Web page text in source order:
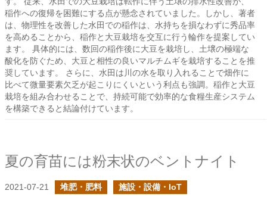
稲作への復帰を困難にする点が懸念されていました。しかし、著者
は、物理性を改善した水田での稲作は、水持ちを損なわずに秀品率
を高めることから、稲作と大豆栽培を交互に行う輪作を提案してい
ます。 具体的には、数回の稲作後に大豆を栽培し、土壌の極端な
酸化を防ぐため、大豆と相性の良いマルチムギを栽培することを推
奨しています。 さらに、水田は川の水を取り入れることで畑作に
比べて微量要素欠乏が起こりにくいという利点も強調。稲作と大豆
栽培を組み合わせることで、持続可能で効率的な食糧生産システム
を構築できると結論付けています。
夏の育苗には粉末状のベントナイト
2021-07-21 堆肥・肥料 施設・設備・IoT